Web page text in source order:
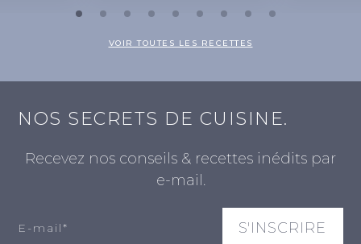
VOIR TOUTES LES RECETTES
NOS SECRETS DE CUISINE.
Recevez nos conseils & recettes inédits par
e-mail.